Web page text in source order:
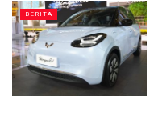
BERITA